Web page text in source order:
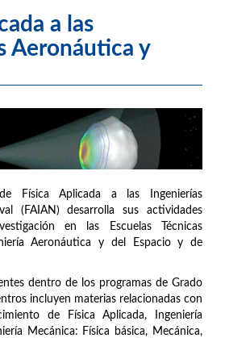
a las
Aeronáutica y
Física Aplicada a las Ingenierías
(FAIAN) desarrolla sus actividades
en las Escuelas Técnicas
Aeronáutica y del Espacio y de
dentro de los programas de Grado
incluyen materias relacionadas con
de Física Aplicada, Ingeniería
Mecánica: Física básica, Mecánica,